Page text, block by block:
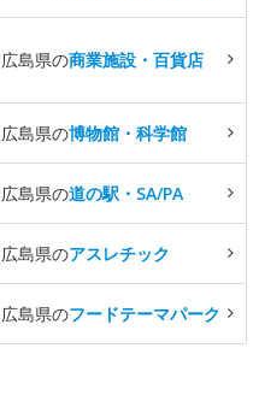
広島県の商業施設・百貨店
広島県の博物館・科学館
広島県の道の駅・SA/PA
広島県のアスレチック
広島県のフードテーマパーク